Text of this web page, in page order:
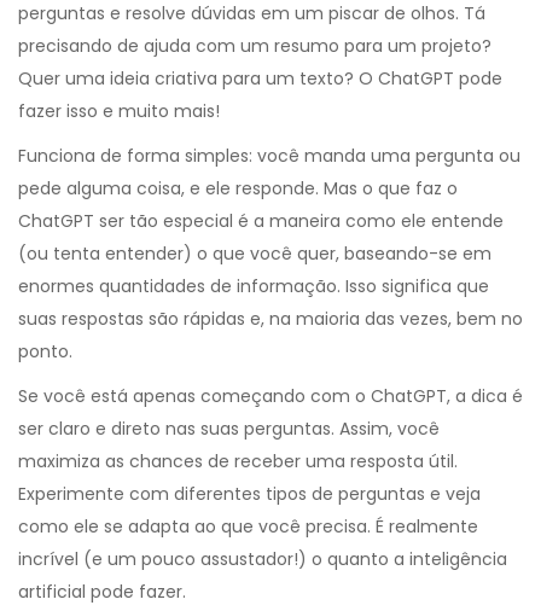
perguntas e resolve dúvidas em um piscar de olhos. Tá
precisando de ajuda com um resumo para um projeto?
Quer uma ideia criativa para um texto? O ChatGPT pode
fazer isso e muito mais!
Funciona de forma simples: você manda uma pergunta ou
pede alguma coisa, e ele responde. Mas o que faz o
ChatGPT ser tão especial é a maneira como ele entende
(ou tenta entender) o que você quer, baseando-se em
enormes quantidades de informação. Isso significa que
suas respostas são rápidas e, na maioria das vezes, bem no
ponto.
Se você está apenas começando com o ChatGPT, a dica é
ser claro e direto nas suas perguntas. Assim, você
maximiza as chances de receber uma resposta útil.
Experimente com diferentes tipos de perguntas e veja
como ele se adapta ao que você precisa. É realmente
incrível (e um pouco assustador!) o quanto a inteligência
artificial pode fazer.